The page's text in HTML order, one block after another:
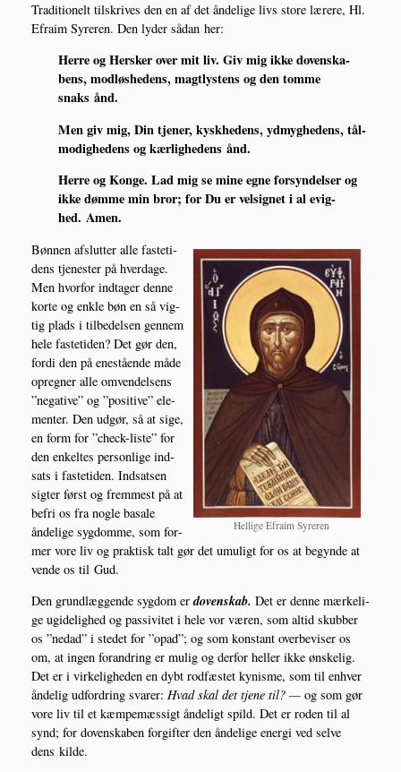
Tra­di­tio­nelt til­skri­ves den en af det ånde­li­ge livs sto­re lære­re, Hl.
Efraim Syre­ren. Den lyder sådan her:
Her­re og Her­sker over mit liv. Giv mig ikke doven­ska­
bens, mod­løs­he­dens, magt­ly­stens og den tom­me
snaks ånd.
Men giv mig, Din tje­ner, kysk­he­dens, ydmyg­he­dens, tål­
mo­dig­he­dens og kær­lig­he­dens ånd.
Her­re og Kon­ge. Lad mig se mine egne for­syn­del­ser og
ikke døm­me min bror; for Du er vel­sig­net i al evig­
hed. Amen.
Hel­li­ge Efraim Syreren
Bøn­nen afslut­ter alle faste­ti­
dens tje­ne­ster på hver­da­ge.
Men hvor­for ind­ta­ger den­ne
kor­te og enk­le bøn en så vig­
tig plads i til­be­del­sen gen­nem
hele faste­ti­den? Det gør den,
for­di den på ene­stå­en­de måde
opreg­ner alle omven­del­sens
”nega­ti­ve” og ”posi­ti­ve” ele­
men­ter. Den udgør, så at sige,
en form for ”check-liste” for
den enkel­tes per­son­li­ge ind­
sats i faste­ti­den. Ind­sat­sen
sig­ter først og frem­mest på at
befri os fra nog­le basa­le
ånde­li­ge syg­dom­me, som for­
mer vore liv og prak­tisk talt gør det umu­ligt for os at begyn­de at
ven­de os til Gud.
Den grund­læg­gen­de syg­dom erdoven­skab. Det er den­ne mær­ke­li­
ge ugi­de­lig­hed og pas­si­vi­tet i hele vor væren, som altid skub­ber
os ”nedad” i ste­det for ”opad”; og som kon­stant over­be­vi­ser os
om, at ingen for­an­dring er mulig og der­for hel­ler ikke ønske­lig.
Det er i vir­ke­lig­he­den en dybt rod­fæ­stet kynis­me, som til enhver
ånde­lig udfor­dring sva­rer: Hvad skal det tje­ne til? — og som gør
vore liv til et kæm­pe­mæs­sigt ånde­ligt spild. Det er roden til al
synd; for doven­ska­ben for­gif­ter den ånde­li­ge ener­gi ved sel­ve
dens kilde.